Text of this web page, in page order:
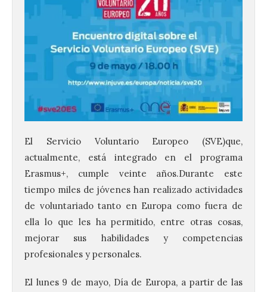
El Servicio Voluntario Europeo (SVE)que,
actualmente, está integrado en el programa
Erasmus+, cumple veinte años.Durante este
tiempo miles de jóvenes han realizado actividades
de voluntariado tanto en Europa como fuera de
ella lo que les ha permitido, entre otras cosas,
mejorar sus habilidades y competencias
profesionales y personales.
El lunes 9 de mayo, Día de Europa, a partir de las